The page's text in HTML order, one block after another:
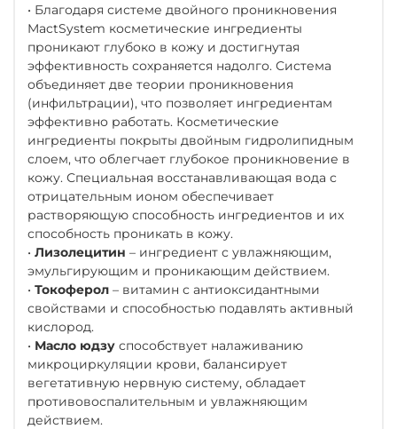
• Благодаря системе двойного проникновения
MactSystem косметические ингредиенты
проникают глубоко в кожу и достигнутая
эффективность сохраняется надолго. Система
объединяет две теории проникновения
(инфильтрации), что позволяет ингредиентам
эффективно работать. Косметические
ингредиенты покрыты двойным гидролипидным
слоем, что облегчает глубокое проникновение в
кожу. Специальная восстанавливающая вода с
отрицательным ионом обеспечивает
растворяющую способность ингредиентов и их
способность проникать в кожу.
• Лизолецитин – ингредиент с увлажняющим,
эмульгирующим и проникающим действием.
• Токоферол – витамин с антиоксидантными
свойствами и способностью подавлять активный
кислород.
• Масло юдзу способствует налаживанию
микроциркуляции крови, балансирует
вегетативную нервную систему, обладает
противовоспалительным и увлажняющим
действием.